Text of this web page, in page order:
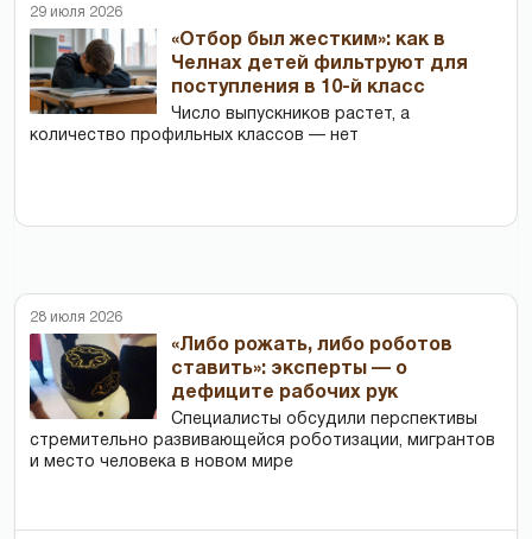
29 июля 2026
«Отбор был жестким»: как в
Челнах детей фильтруют для
поступления в 10-й класс
Число выпускников растет, а
количество профильных классов — нет
28 июля 2026
«Либо рожать, либо роботов
ставить»: эксперты — о
дефиците рабочих рук
Специалисты обсудили перспективы
стремительно развивающейся роботизации, мигрантов
и место человека в новом мире